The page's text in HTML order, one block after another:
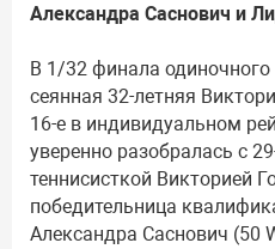
Александра Саснович и
В 1/32 финала
сеянная 32-летняя
16-е в индивидуальном
уверенно разобралась с
теннисисткой Викторией
победительница
Александра Саснович (50